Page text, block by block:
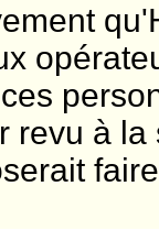
revu à